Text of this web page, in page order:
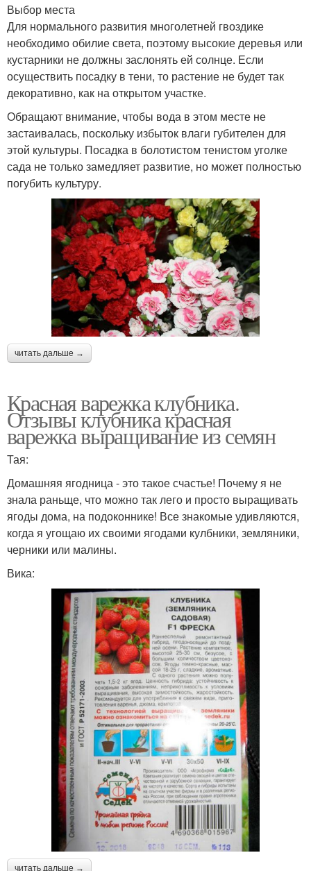
Выбор места
Для нормального развития многолетней гвоздике
необходимо обилие света, поэтому высокие деревья или
кустарники не должны заслонять ей солнце. Если
осуществить посадку в тени, то растение не будет так
декоративно, как на открытом участке.
Обращают внимание, чтобы вода в этом месте не
застаивалась, поскольку избыток влаги губителен для
этой культуры. Посадка в болотистом тенистом уголке
сада не только замедляет развитие, но может полностью
погубить культуру.
читать дальше →
Красная варежка клубника.
Отзывы клубника красная
варежка выращивание из семян
Тая:
Домашняя ягодница - это такое счастье! Почему я не
знала раньще, что можно так лего и просто выращивать
ягоды дома, на подоконнике! Все знакомые удивляются,
когда я угощаю их своими ягодами кулбники, земляники,
черники или малины.
Вика:
читать дальше →